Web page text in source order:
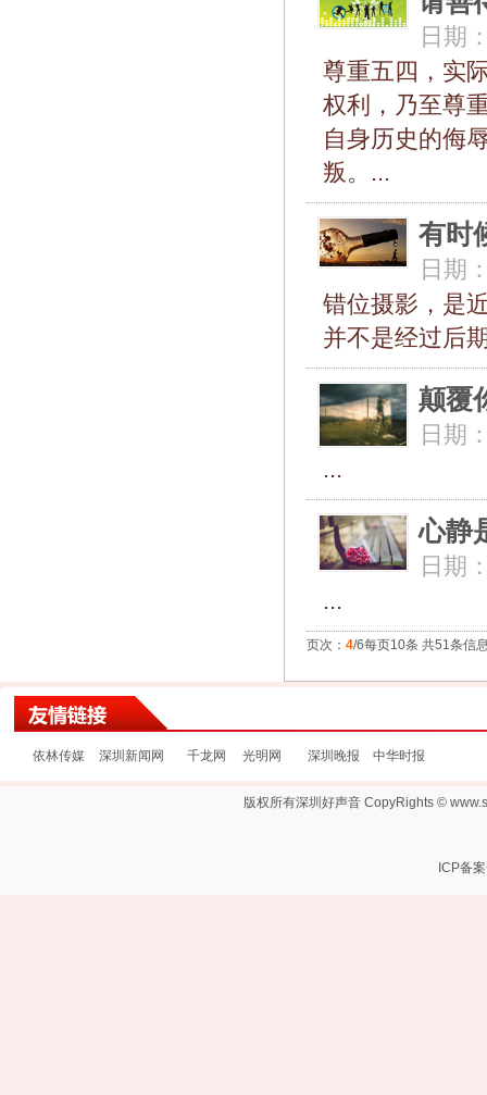
日期
尊重五四，实
权利，乃至尊
自身历史的侮
叛。...
有时
日期
错位摄影，是
并不是经过后
颠覆
日期
...
心静
日期
...
页次： 4/6每页10条 共51条信
依林传媒 深圳新闻网 千龙网 光明网 深圳晚报 中华时报
版权所有深圳好声音 CopyRights ©
ICP备